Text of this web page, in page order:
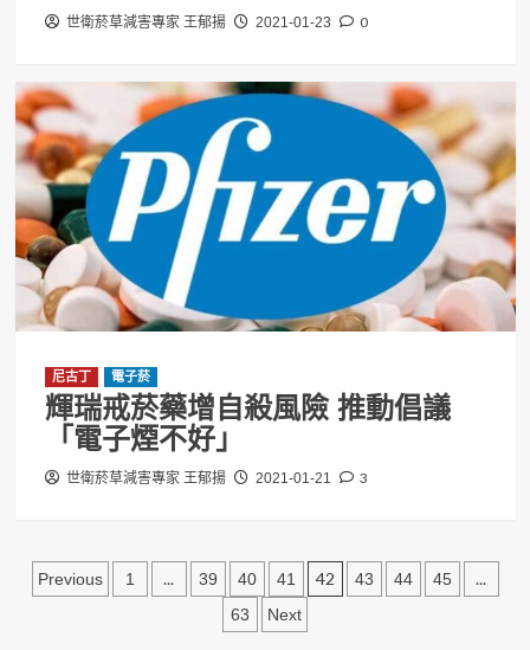
世衛菸草減害專家 王郁揚 2021-01-23 0
尼古丁 電子菸
輝瑞戒菸藥增自殺風險 推動倡議
「電子煙不好」
世衛菸草減害專家 王郁揚 2021-01-21 3
文Previous 1 ... 39 40 41 42 43 44 45 ...
63 Next